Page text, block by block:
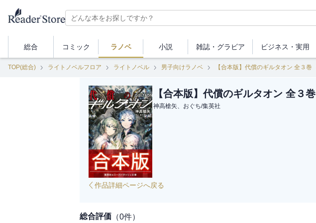
総合 コミック ラノベ 小説 雑誌・ グラビア ビジネス ・実用
TOP(総合) ライトノベルフロア ライトノベル 男子向けラノベ 【合本版】代償のギルタオン 全３巻
【合本版】代償のギルタオン 全３巻
神高槍矢、おぐち/集英社
作品詳細ページへ戻る
総合評価 （0件）